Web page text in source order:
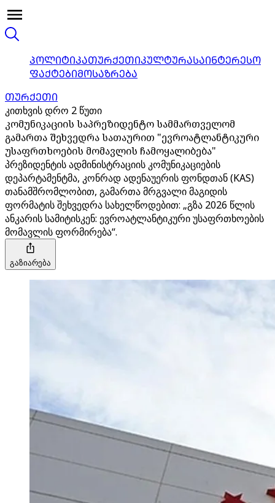
ᲞᲝᲚᲘᲢᲘᲙᲐᲗᲣᲠᲥᲔᲗᲘᲙᲣᲚᲢᲣᲠᲐᲡᲐᲘᲜᲢᲔᲠᲔᲡᲝ
ᲤᲐᲥᲢᲔᲑᲘᲛᲝᲡᲐᲖᲠᲔᲑᲐ
ᲗᲣᲠᲥᲔᲗᲘ
კითხვის დრო 2 წუთი
კომუნიკაციის საპრეზიდენტო სამმართველომ
გამართა შეხვედრა სათაურით "ევროატლანტიკური
უსაფრთხოების მომავლის ჩამოყალიბება"
პრეზიდენტის ადმინისტრაციის კომუნიკაციების
დეპარტამენტმა, კონრად ადენაუერის ფონდთან (KAS)
თანამშრომლობით, გამართა მრგვალი მაგიდის
ფორმატის შეხვედრა სახელწოდებით: „გზა 2026 წლის
ანკარის სამიტისკენ: ევროატლანტიკური უსაფრთხოების
მომავლის ფორმირება“.
გაზიარება